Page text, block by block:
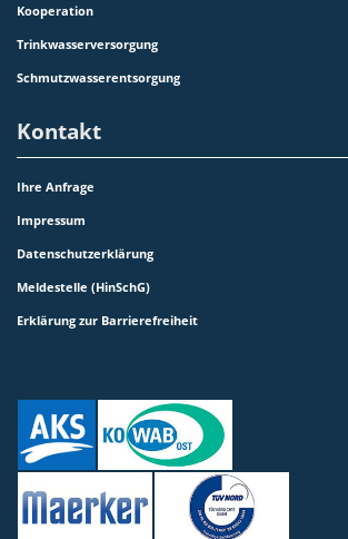
Kooperation
Trinkwasserversorgung
Schmutzwasserentsorgung
Kontakt
Ihre Anfrage
Impressum
Datenschutzerklärung
Meldestelle (HinSchG)
Erklärung zur Barrierefreiheit